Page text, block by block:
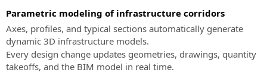
SierraSoft
Roads
Design
Studio
técnico
Assistência
aos
clientes
próximos
eventos
presenciais
Eventos
“Online
Parametric modeling of infrastructure corridors
Axes, profiles, and typical sections automatically generate
dynamic 3D infrastructure models.
Every design change updates geometries, drawings, quantity
takeoffs, and the BIM model in real time.